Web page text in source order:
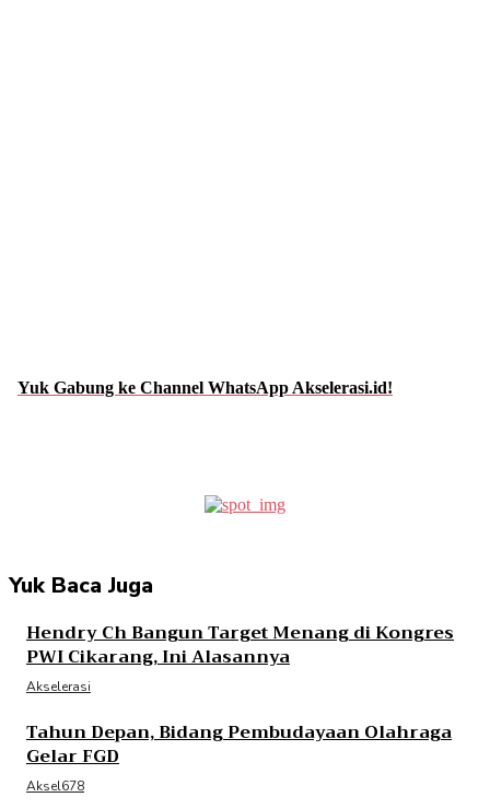
Yuk Gabung ke Channel WhatsApp Akselerasi.id!
Yuk Baca Juga
Hendry Ch Bangun Target Menang di Kongres
PWI Cikarang, Ini Alasannya
Akselerasi
Tahun Depan, Bidang Pembudayaan Olahraga
Gelar FGD
Aksel678